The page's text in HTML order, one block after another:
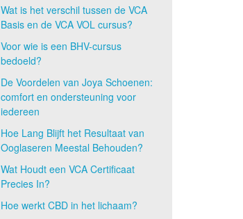
Wat is het verschil tussen de VCA
Basis en de VCA VOL cursus?
Voor wie is een BHV-cursus
bedoeld?
De Voordelen van Joya Schoenen:
comfort en ondersteuning voor
iedereen
Hoe Lang Blijft het Resultaat van
Ooglaseren Meestal Behouden?
Wat Houdt een VCA Certificaat
Precies In?
Hoe werkt CBD in het lichaam?